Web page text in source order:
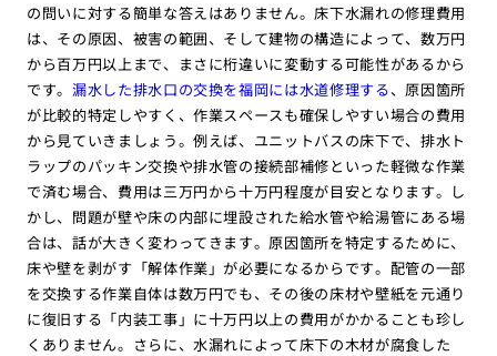
の問いに対する簡単な答えはありません。床下水漏れの修理費用
は、その原因、被害の範囲、そして建物の構造によって、数万円
から百万円以上まで、まさに桁違いに変動する可能性があるから
です。 漏水した排水口の交換を福岡には水道修理する、原因箇所
が比較的特定しやすく、作業スペースも確保しやすい場合の費用
から見ていきましょう。例えば、ユニットバスの床下で、排水ト
ラップのパッキン交換や排水管の接続部補修といった軽微な作業
で済む場合、費用は三万円から十万円程度が目安となります。し
かし、問題が壁や床の内部に埋設された給水管や給湯管にある場
合は、話が大きく変わってきます。原因箇所を特定するために、
床や壁を剥がす「解体作業」が必要になるからです。配管の一部
を交換する作業自体は数万円でも、その後の床材や壁紙を元通り
に復旧する「内装工事」に十万円以上の費用がかかることも珍し
くありません。さらに、水漏れによって床下の木材が腐食した